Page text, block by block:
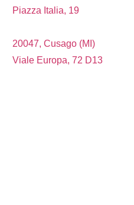
Piazza Italia, 19
20047, Cusago (MI)
Viale Europa, 72 D13